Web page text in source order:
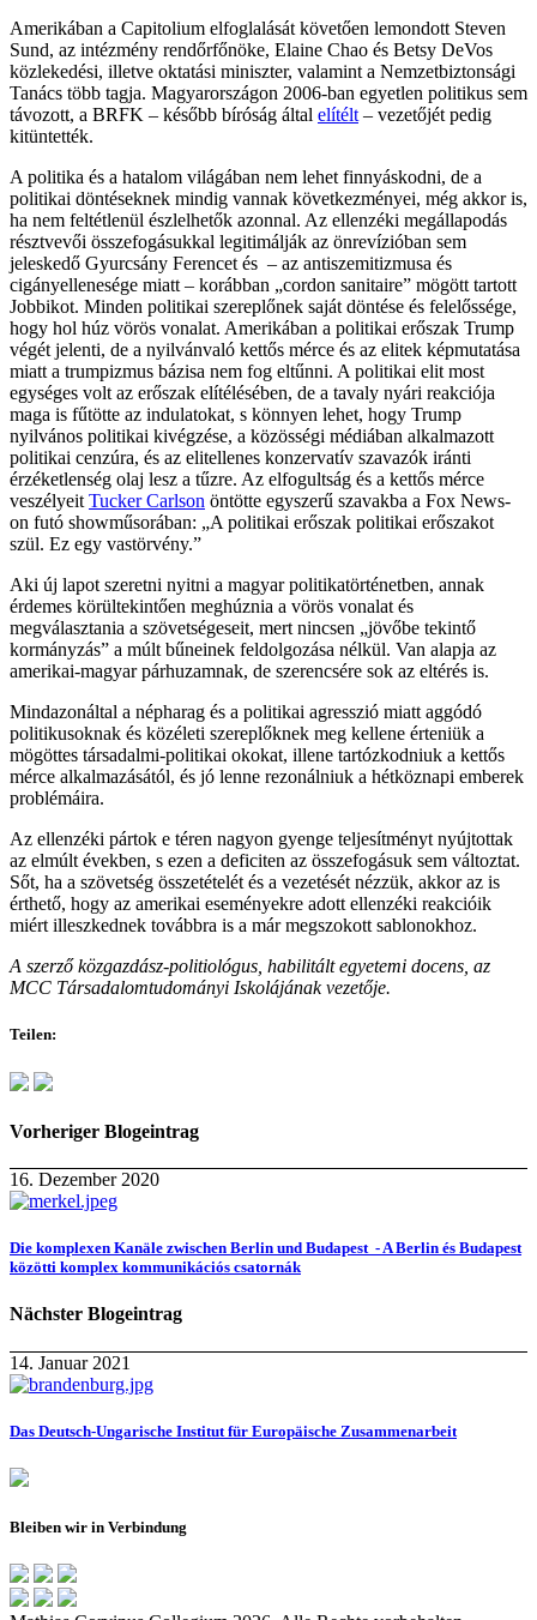
Amerikában a Capitolium elfoglalását követően lemondott Steven
Sund, az intézmény rendőrfőnöke, Elaine Chao és Betsy DeVos
közlekedési, illetve oktatási miniszter, valamint a Nemzetbiztonsági
Tanács több tagja. Magyarországon 2006-ban egyetlen politikus sem
távozott, a BRFK – később bíróság által elítélt – vezetőjét pedig
kitüntették.
A politika és a hatalom világában nem lehet finnyáskodni, de a
politikai döntéseknek mindig vannak következményei, még akkor is,
ha nem feltétlenül észlelhetők azonnal. Az ellenzéki megállapodás
résztvevői összefogásukkal legitimálják az önrevízióban sem
jeleskedő Gyurcsány Ferencet és – az antiszemitizmusa és
cigányellenesége miatt – korábban „cordon sanitaire” mögött tartott
Jobbikot. Minden politikai szereplőnek saját döntése és felelőssége,
hogy hol húz vörös vonalat. Amerikában a politikai erőszak Trump
végét jelenti, de a nyilvánvaló kettős mérce és az elitek képmutatása
miatt a trumpizmus bázisa nem fog eltűnni. A politikai elit most
egységes volt az erőszak elítélésében, de a tavaly nyári reakciója
maga is fűtötte az indulatokat, s könnyen lehet, hogy Trump
nyilvános politikai kivégzése, a közösségi médiában alkalmazott
politikai cenzúra, és az elitellenes konzervatív szavazók iránti
érzéketlenség olaj lesz a tűzre. Az elfogultság és a kettős mérce
veszélyeit Tucker Carlson öntötte egyszerű szavakba a Fox News-
on futó showműsorában: „A politikai erőszak politikai erőszakot
szül. Ez egy vastörvény.”
Aki új lapot szeretni nyitni a magyar politikatörténetben, annak
érdemes körültekintően meghúznia a vörös vonalat és
megválasztania a szövetségeseit, mert nincsen „jövőbe tekintő
kormányzás” a múlt bűneinek feldolgozása nélkül. Van alapja az
amerikai-magyar párhuzamnak, de szerencsére sok az eltérés is.
Mindazonáltal a népharag és a politikai agresszió miatt aggódó
politikusoknak és közéleti szereplőknek meg kellene érteniük a
mögöttes társadalmi-politikai okokat, illene tartózkodniuk a kettős
mérce alkalmazásától, és jó lenne rezonálniuk a hétköznapi emberek
problémáira.
Az ellenzéki pártok e téren nagyon gyenge teljesítményt nyújtottak
az elmúlt években, s ezen a deficiten az összefogásuk sem változtat.
Sőt, ha a szövetség összetételét és a vezetését nézzük, akkor az is
érthető, hogy az amerikai eseményekre adott ellenzéki reakcióik
miért illeszkednek továbbra is a már megszokott sablonokhoz.
A szerző közgazdász-politiológus, habilitált egyetemi docens, az
MCC Társadalomtudományi Iskolájának vezetője.
Teilen:
Vorheriger Blogeintrag
16. Dezember 2020
Die komplexen Kanäle zwischen Berlin und Budapest - A Berlin és Budapest
közötti komplex kommunikációs csatornák
Nächster Blogeintrag
14. Januar 2021
Das Deutsch-Ungarische Institut für Europäische Zusammenarbeit
Bleiben wir in Verbindung